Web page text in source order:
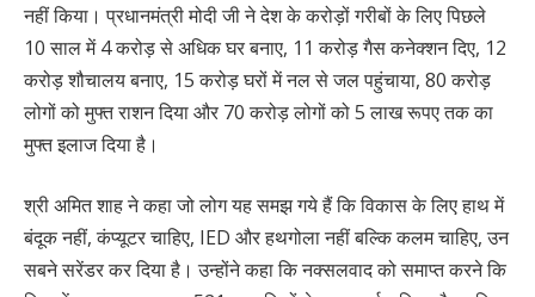
नहीं किया। प्रधानमंत्री मोदी जी ने देश के करोड़ों गरीबों के लिए पिछले
10 साल में 4 करोड़ से अधिक घर बनाए, 11 करोड़ गैस कनेक्शन दिए, 12
करोड़ शौचालय बनाए, 15 करोड़ घरों में नल से जल पहुंचाया, 80 करोड़
लोगों को मुफ्त राशन दिया और 70 करोड़ लोगों को 5 लाख रूपए तक का
मुफ्त इलाज दिया है।
श्री अमित शाह ने कहा जो लोग यह समझ गये हैं कि विकास के लिए हाथ में
बंदूक नहीं, कंप्यूटर चाहिए, IED और हथगोला नहीं बल्कि कलम चाहिए, उन
सबने सरेंडर कर दिया है। उन्होंने कहा कि नक्सलवाद को समाप्त करने कि